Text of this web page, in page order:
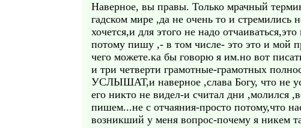
Наверное, вы правы. Только мрачный
гадском мире ,да не очень то и стремились
хочется,и для этого не надо
потому пишу ,- в том числе- это это и мой
чего можете.ка бы говорю я им.но вот
и три четверти грамотные-грамотных
УСЛЫШАТ,и наверное ,слава Богу, что не
его никто не видел-и считал дни ,молился
пишем...не с отчаяния-просто потому,что
возникший у меня вопрос-почему я никем